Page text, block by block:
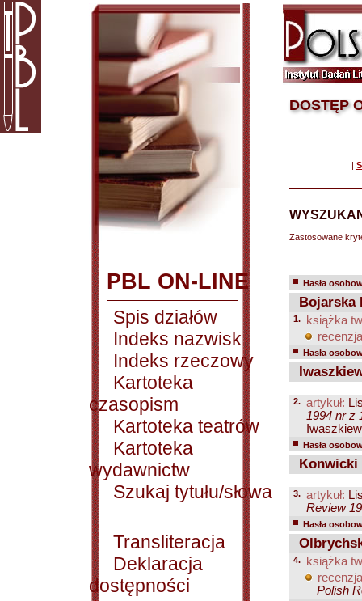
PBL ON-LINE
Spis działów
Indeks nazwisk
Indeks rzeczowy
Kartoteka
czasopism
Kartoteka teatrów
Kartoteka
wydawnictw
Szukaj tytułu/słowa
Transliteracja
Deklaracja
dostępności
DOSTĘP
|
Zastosowane
Hasła
Bojarska
1.
książka
Hasła
2. artykuł:
1994 nr z
Hasła
Konwicki
3. artykuł:
Review
Hasła
4.
książka
Polish